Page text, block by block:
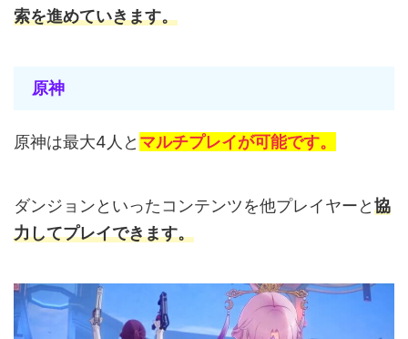
索を進めていきます。
原神
原神は最大4人と マルチプレイが可能です。
ダンジョンといったコンテンツを他プレイヤーと協
力してプレイできます。